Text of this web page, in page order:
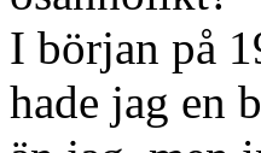
I början på
hade jag en